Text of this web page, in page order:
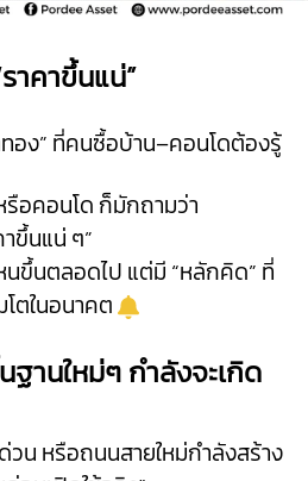
าคาขึ้นแน่”
อง” ที่คนซื้อบ้าน–คอนโดต้องรู้
รือคอนโด ก็มักถามว่า
ขึ้นแน่ ๆ”
นขึ้นตลอดไป แต่มี “หลักคิด” ที่
โตในอนาคต
ฐานใหม่ๆ กำลังจะเกิด
วน หรือถนนสายใหม่กำลังสร้าง